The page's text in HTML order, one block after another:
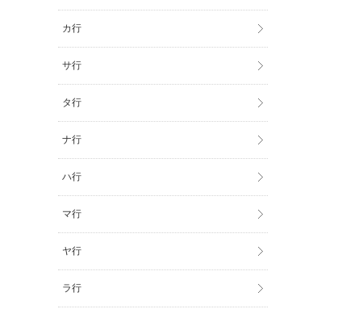
カ行
サ行
タ行
ナ行
ハ行
マ行
ヤ行
ラ行